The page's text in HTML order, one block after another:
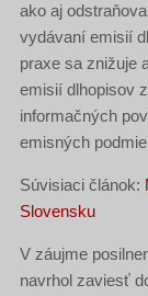
ako aj
vydávaní emisií
praxe sa znižuje
emisií dlhopisov
informačných
emisných
Súvisiaci článok:
Slovensku
V záujme
navrhol zaviesť